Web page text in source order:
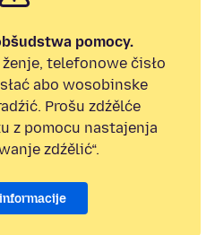
pomocy.
telefonowe čisło
abo wosobinske
Prošu zdźělće
z pomocu nastajenja
zdźělić“.